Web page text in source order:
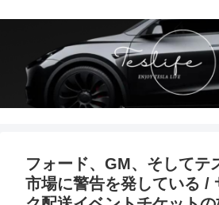
フォード、GM、そしてテ
市場に警告を発している /